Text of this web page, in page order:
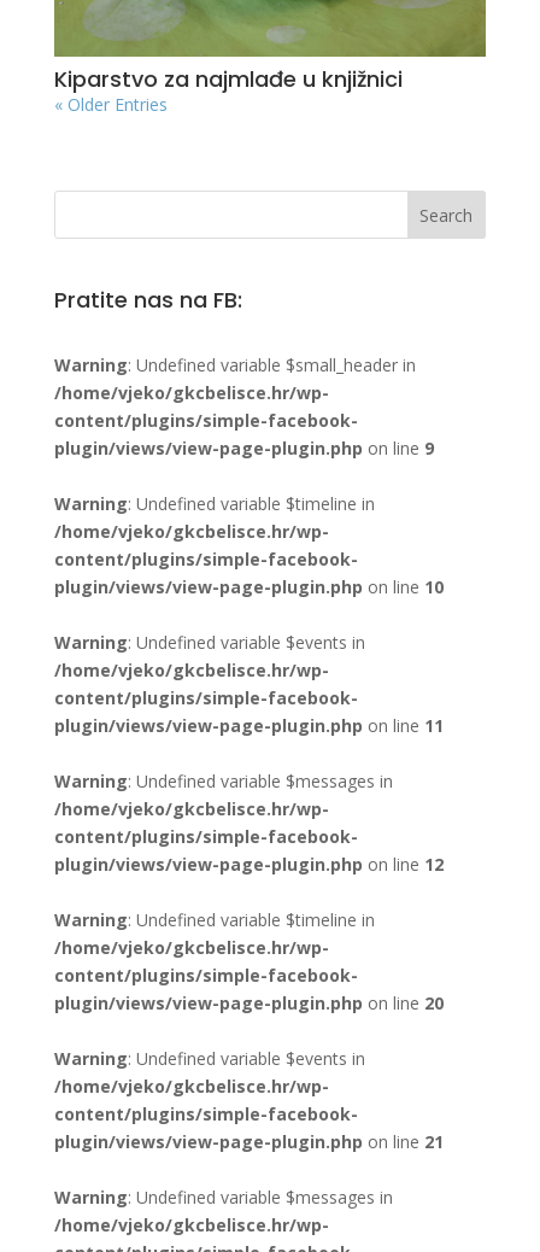
Kiparstvo za najmlađe u knjižnici
« Older Entries
Pratite nas na FB:
Warning: Undefined variable $small_header in
/home/vjeko/gkcbelisce.hr/wp-
content/plugins/simple-facebook-
plugin/views/view-page-plugin.php on line 9
Warning: Undefined variable $timeline in
/home/vjeko/gkcbelisce.hr/wp-
content/plugins/simple-facebook-
plugin/views/view-page-plugin.php on line 10
Warning: Undefined variable $events in
/home/vjeko/gkcbelisce.hr/wp-
content/plugins/simple-facebook-
plugin/views/view-page-plugin.php on line 11
Warning: Undefined variable $messages in
/home/vjeko/gkcbelisce.hr/wp-
content/plugins/simple-facebook-
plugin/views/view-page-plugin.php on line 12
Warning: Undefined variable $timeline in
/home/vjeko/gkcbelisce.hr/wp-
content/plugins/simple-facebook-
plugin/views/view-page-plugin.php on line 20
Warning: Undefined variable $events in
/home/vjeko/gkcbelisce.hr/wp-
content/plugins/simple-facebook-
plugin/views/view-page-plugin.php on line 21
Warning: Undefined variable $messages in
/home/vjeko/gkcbelisce.hr/wp-